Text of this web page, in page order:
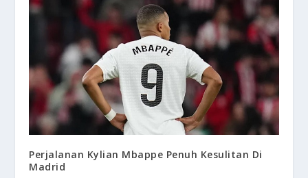
Perjalanan Kylian Mbappe Penuh Kesulitan Di
Madrid